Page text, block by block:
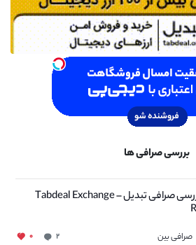
بررسی صرافی ها
نقد و بررسی صرافی تبدیل – Tabdeal Exchange
صرافی بین ۲ ۰